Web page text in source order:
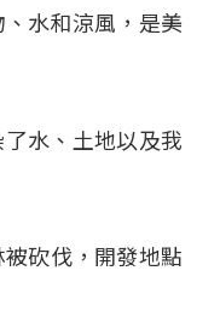
水和涼風，是美
水、土地以及我
砍伐，開發地點